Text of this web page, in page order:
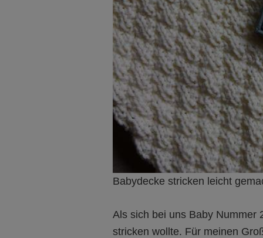
Babydecke stricken leicht
Als sich bei uns Baby Nummer
stricken wollte. Für meinen